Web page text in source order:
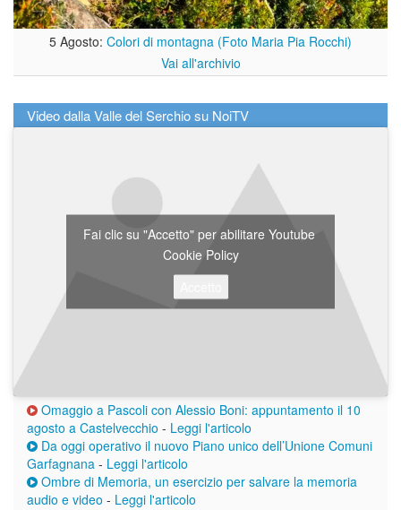
5 Agosto: Colori di montagna (Foto Maria Pia Rocchi)
Vai all'archivio
Video dalla Valle del Serchio su NoiTV
Fai clic su "Accetto" per abilitare Youtube
Cookie Policy
Omaggio a Pascoli con Alessio Boni: appuntamento il 10
agosto a Castelvecchio - Leggi l'articolo
Da oggi operativo il nuovo Piano unico dell’Unione Comuni
Garfagnana - Leggi l'articolo
Ombre di Memoria, un esercizio per salvare la memoria
audio e video - Leggi l'articolo